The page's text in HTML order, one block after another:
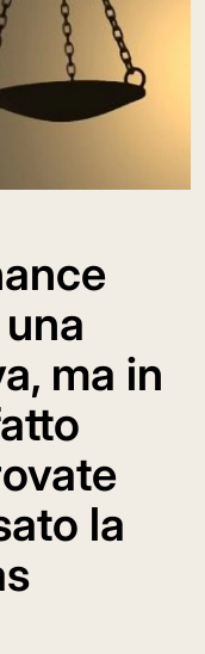
ma in
la